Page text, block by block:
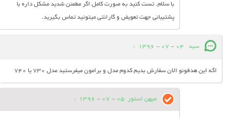
با سلام. تست کنید به صورت کامل اگر مطمئن شدید مشکل داره با
پشتیبانی جهت تعویض و گارانتی میتونید تماس بگیرید.
سید 04 - 07 - 1396
:
اگه این هدفونو الان سفارش بدیم کدوم مدل و برامون میفرستید مدل 730 یا 740
میهن استور 05 - 07 - 1396
: